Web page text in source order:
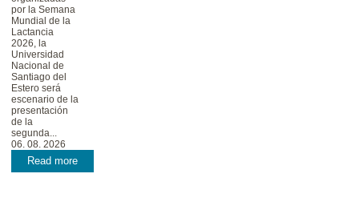
por la Semana
Mundial de la
Lactancia
2026, la
Universidad
Nacional de
Santiago del
Estero será
escenario de la
presentación
de la
segunda...
06. 08. 2026
Read more